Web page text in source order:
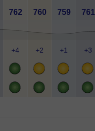
762 760 759 761
+4 +2 +1 +3